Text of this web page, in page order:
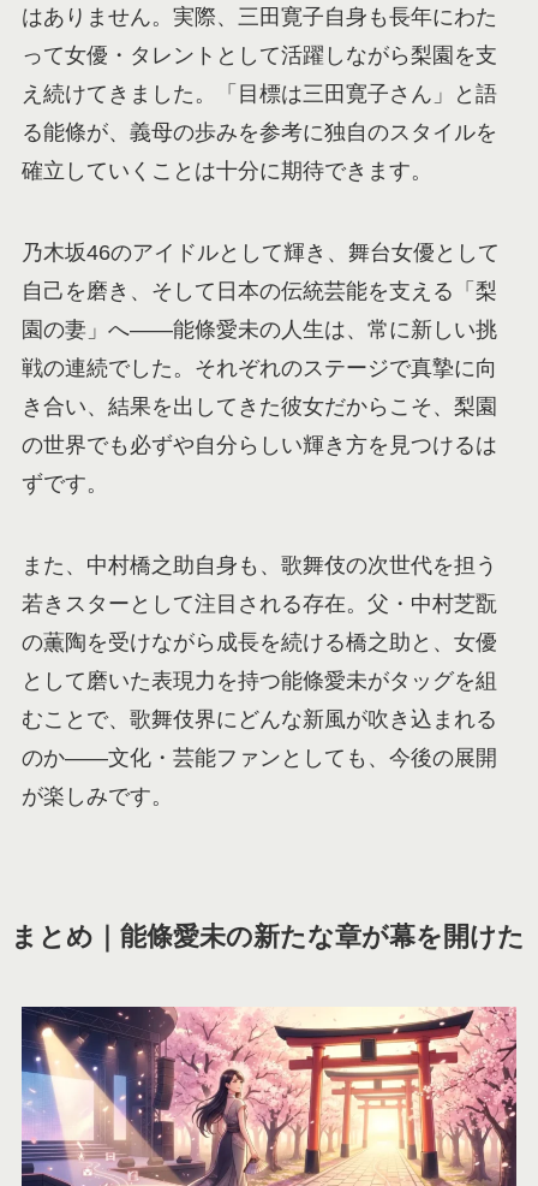
はありません。実際、三田寛子自身も長年にわた
って女優・タレントとして活躍しながら梨園を支
え続けてきました。「目標は三田寛子さん」と語
る能條が、義母の歩みを参考に独自のスタイルを
確立していくことは十分に期待できます。
乃木坂46のアイドルとして輝き、舞台女優として
自己を磨き、そして日本の伝統芸能を支える「梨
園の妻」へ——能條愛未の人生は、常に新しい挑
戦の連続でした。それぞれのステージで真摯に向
き合い、結果を出してきた彼女だからこそ、梨園
の世界でも必ずや自分らしい輝き方を見つけるは
ずです。
また、中村橋之助自身も、歌舞伎の次世代を担う
若きスターとして注目される存在。父・中村芝翫
の薫陶を受けながら成長を続ける橋之助と、女優
として磨いた表現力を持つ能條愛未がタッグを組
むことで、歌舞伎界にどんな新風が吹き込まれる
のか——文化・芸能ファンとしても、今後の展開
が楽しみです。
まとめ｜能條愛未の新たな章が幕を開けた